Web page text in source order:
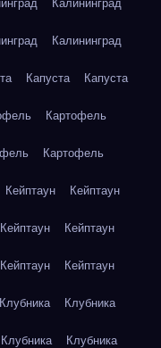
Калининград
Калининград
Капуста Капуста
Картофель
Картофель
Кейптаун Кейптаун
Кейптаун Кейптаун
Кейптаун Кейптаун
Клубника Клубника
Клубника Клубника